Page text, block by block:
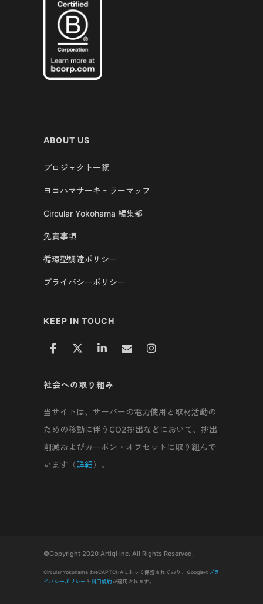
ABOUT US
プロジェクト一覧
ヨコハマサーキュラーマップ
Circular Yokohama 編集部
免責事項
循環型調達ポリシー
プライバシーポリシー
KEEP IN TOUCH
社会への取り組み
当サイトは、サーバーの電力使用と取材活動の
ための移動に伴うCO2排出などにおいて、排出
削減およびカーボン・オフセットに取り組んで
います（詳細）。
©Copyright 2020 Artiql Inc. All Rights Reserved.
Circular YokohamaはreCAPTCHAによって保護されており、Googleのプラ
イバシーポリシー と 利用規約が適用されます。